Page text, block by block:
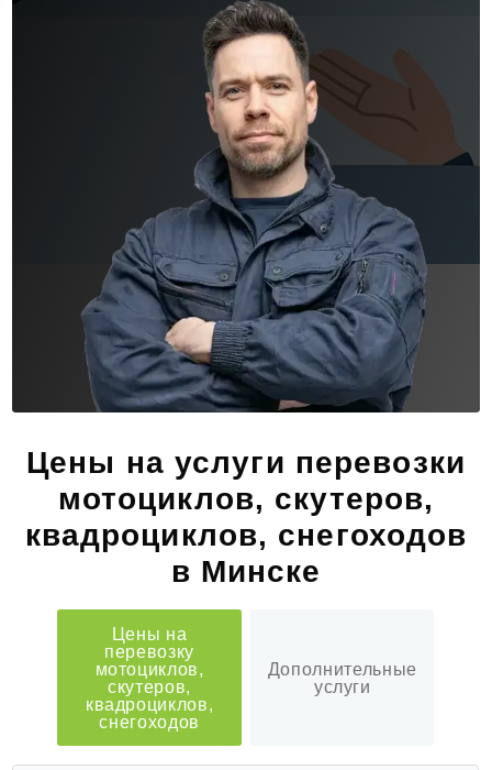
Цены на услуги перевозки
мотоциклов, скутеров,
квадроциклов, снегоходов
в Минске
Цены на
перевозку
мотоциклов,
скутеров,
квадроциклов,
снегоходов
Дополнительные
услуги